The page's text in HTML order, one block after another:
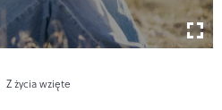
Z życia wzięte